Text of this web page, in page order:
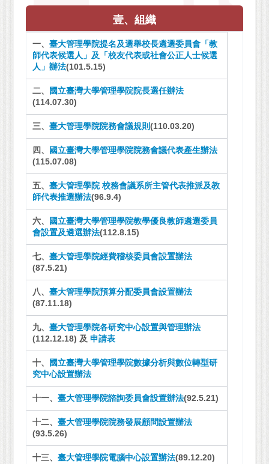
壹、組織
一、臺大管理學院提名及選舉校長遴選委員會「教
師代表候選人」及「校友代表或社會公正人士候選
人」辦法(101.5.15)
二、 國立臺灣大學管理學院院長選任辦法
(114.07.30)
三、臺大管理學院院務會議規則(110.03.20)
四、 國立臺灣大學管理學院院務會議代表產生辦法
(115.07.08)
五、臺大管理學院 校務會議系所主管代表推派及教
師代表推選辦法(96.9.4)
六、 國立臺灣大學管理學院教學優良教師遴選委員
會設置及遴選辦法(112.8.15)
七、臺大管理學院經費稽核委員會設置辦法
(87.5.21)
八、臺大管理學院預算分配委員會設置辦法
(87.11.18)
九、臺大管理學院各研究中心設置與管理辦法
(112.12.18) 及申請表
十、 國立臺灣大學管理學院數據分析與數位轉型研
究中心設置辦法
十一、臺大管理學院諮詢委員會設置辦法(92.5.21)
十二、臺大管理學院院務發展顧問設置辦法
(93.5.26)
十三、臺大管理學院電腦中心設置辦法(89.12.20)